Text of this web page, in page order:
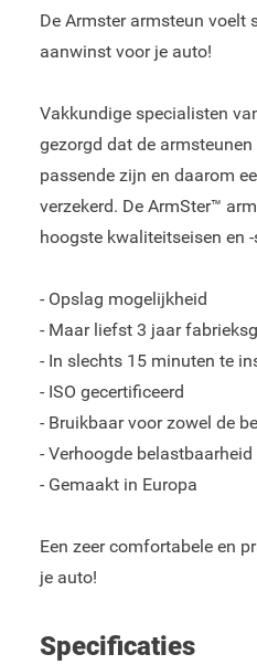
De Armster armsteun voelt
aanwinst voor je auto!
Vakkundige specialisten
gezorgd dat de
passende zijn en daarom
verzekerd. De ArmSter™
hoogste kwaliteitseisen en
- Opslag mogelijkheid
- Maar liefst 3 jaar
- In slechts 15 minuten te
- ISO gecertificeerd
- Bruikbaar voor zowel de
- Verhoogde belastbaarheid
- Gemaakt in Europa
Een zeer comfortabele en
je auto!
Specificaties